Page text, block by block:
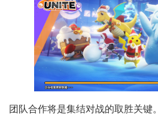
团队合作将是集结对战的取胜关键。